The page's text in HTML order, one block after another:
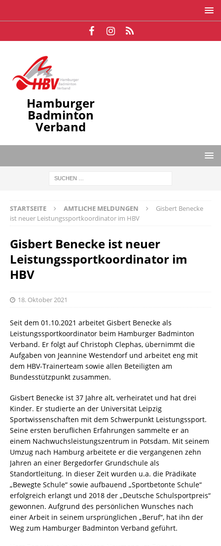
Hamburger
Badminton
Verband
STARTSEITE AMTLICHE MELDUNGEN
Gisbert Benecke
ist neuer Leistungssportkoordinator im HBV
Gisbert Benecke ist neuer
Leistungssportkoordinator im
HBV
18. Oktober 2021
Seit dem 01.10.2021 arbeitet Gisbert Benecke als
Leistungssportkoordinator beim Hamburger Badminton
Verband. Er folgt auf Christoph Clephas, übernimmt die
Aufgaben von Jeannine Westendorf und arbeitet eng mit
dem HBV-Trainerteam sowie allen Beteiligten am
Bundesstützpunkt zusammen.
Gisbert Benecke ist 37 Jahre alt, verheiratet und hat drei
Kinder. Er studierte an der Universität Leipzig
Sportwissenschaften mit dem Schwerpunkt Leistungssport.
Seine ersten beruflichen Erfahrungen sammelte er an
einem Nachwuchsleistungszentrum in Potsdam. Mit seinem
Umzug nach Hamburg arbeitete er die vergangenen zehn
Jahren an einer Bergedorfer Grundschule als
Standortleitung. In dieser Zeit wurden u.a. die Prädikate
„Bewegte Schule“ sowie aufbauend „Sportbetonte Schule“
erfolgreich erlangt und 2018 der „Deutsche Schulsportpreis“
gewonnen. Aufgrund des persönlichen Wunsches nach
einer Arbeit in seinem ursprünglichen „Beruf“, hat ihn der
Weg zum Hamburger Badminton Verband geführt.